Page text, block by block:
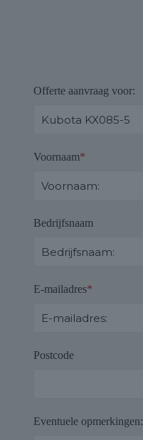
Offerte aanvraag voor:
Voornaam*
Bedrijfsnaam
E-mailadres*
Postcode
Eventuele opmerkingen: